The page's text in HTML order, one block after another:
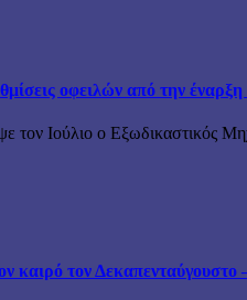
οφειλών από την έναρξη
τον Ιούλιο ο Εξωδικαστικός
καιρό τον Δεκαπενταύγουστο